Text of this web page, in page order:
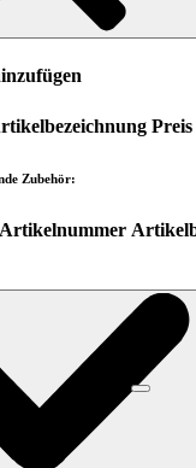
Zubehör:
Artikelnummer